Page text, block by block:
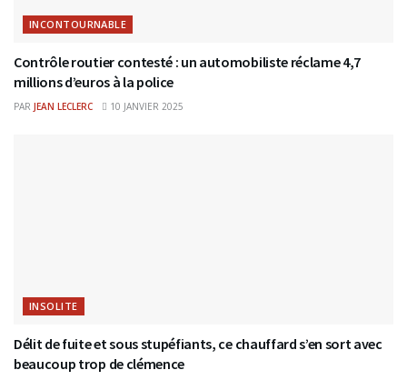
INCONTOURNABLE
Contrôle routier contesté : un automobiliste réclame 4,7
millions d’euros à la police
PAR JEAN LECLERC 10 JANVIER 2025
INSOLITE
Délit de fuite et sous stupéfiants, ce chauffard s’en sort avec
beaucoup trop de clémence